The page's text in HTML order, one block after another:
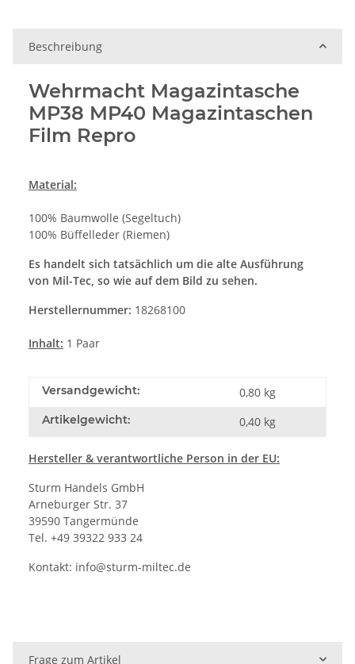
Beschreibung
Wehrmacht Magazintasche
MP38 MP40 Magazintaschen
Film Repro
Material:
100% Baumwolle (Segeltuch)
100% Büffelleder (Riemen)
Es handelt sich tatsächlich um die alte Ausführung
von Mil-Tec, so wie auf dem Bild zu sehen.
Herstellernummer: 18268100
Inhalt: 1 Paar
Versandgewicht: 0,80 kg
Artikelgewicht: 0,40 kg
Hersteller & verantwortliche Person in der EU:
Sturm Handels GmbH
Arneburger Str. 37
39590 Tangermünde
Tel. +49 39322 933 24
Kontakt: info@sturm-miltec.de
Frage zum Artikel